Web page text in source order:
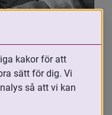
med
kakor för att
sätt för dig. Vi
så att vi kan